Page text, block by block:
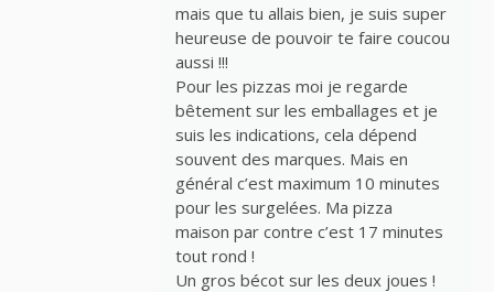
mais que tu allais bien, je suis super
heureuse de pouvoir te faire coucou
aussi !!!
Pour les pizzas moi je regarde
bêtement sur les emballages et je
suis les indications, cela dépend
souvent des marques. Mais en
général c’est maximum 10 minutes
pour les surgelées. Ma pizza
maison par contre c’est 17 minutes
tout rond !
Un gros bécot sur les deux joues !